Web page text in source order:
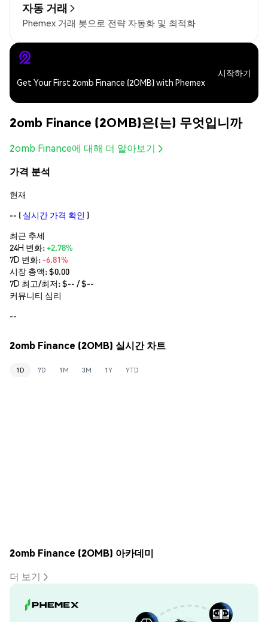
자동 거래
Phemex 거래 봇으로 전략 자동화 및 최적화
Get Your First 2omb Finance (2OMB) with Phemex
시작하기
2omb Finance (2OMB)은(는) 무엇입니까
2omb Finance에 대해 더 알아보기
가격 분석
현재
-- ( 실시간 가격 확인 )
최근 추세
24H 변화:+2.78%
7D 변화: -6.81%
시장 총액:$0.00
7D 최고/최저: $-- / $--
커뮤니티 심리
--
2omb Finance (2OMB) 실시간 차트
1D 7D 1M 3M 1Y YTD
2omb Finance (2OMB) 아카데미
더 보기